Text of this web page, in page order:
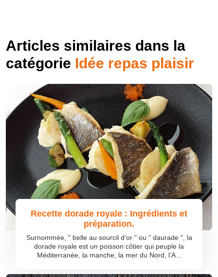
Articles similaires dans la
catégorie Idée repas plaisir
Recette dorade royale : Ingrédients et
préparation.
Surnommée, " belle au sourcil d’or " ou " daurade ", la
dorade royale est un poisson côtier qui peuple la
Méditerranée, la manche, la mer du Nord, l’A...